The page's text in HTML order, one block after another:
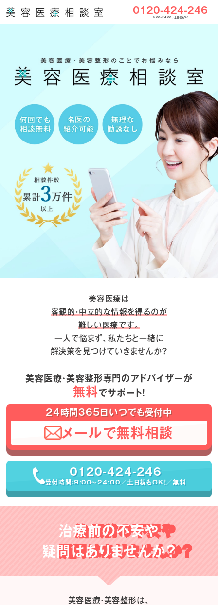
0120-424-246
9:00〜24:00／土日祝もOK
美容医療は
客観的・中立的な情報を得るのが
難しい医療です。
一人で悩まず、私たちと一緒に
解決策を見つけていきませんか？
美容医療・美容整形専門のアドバイザーが
無料でサポート！
24時間365日いつでも受付中
メールで無料相談
0120-424-246
受付時間：9:00〜24:00／土日祝もOK！／無料
治療前の不安や
疑問はありませんか？
美容医療・美容整形は、